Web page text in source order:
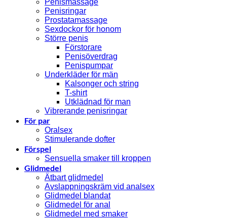
Penismassage
Penisringar
Prostatamassage
Sexdockor för honom
Större penis
Förstorare
Penisöverdrag
Penispumpar
Underkläder för män
Kalsonger och string
T-shirt
Utklädnad för man
Vibrerande penisringar
För par
Oralsex
Stimulerande dofter
Förspel
Sensuella smaker till kroppen
Glidmedel
Ätbart glidmedel
Avslappningskräm vid analsex
Glidmedel blandat
Glidmedel för anal
Glidmedel med smaker